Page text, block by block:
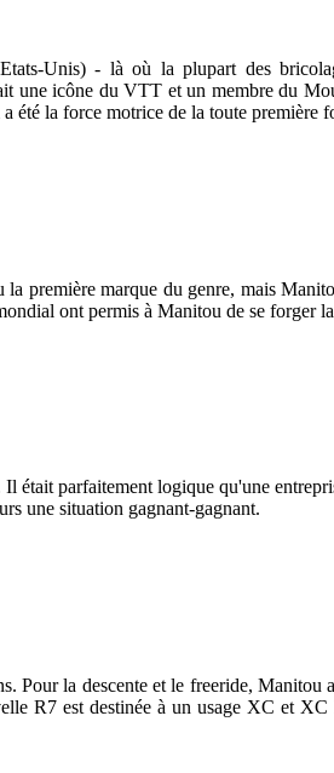
Unis) - là où la plupart des
une icône du VTT et un membre du
la force motrice de la toute première
première marque du genre, mais
ont permis à Manitou de se forger
était parfaitement logique qu'une
une situation gagnant-gagnant.
Pour la descente et le freeride,
R7 est destinée à un usage XC et